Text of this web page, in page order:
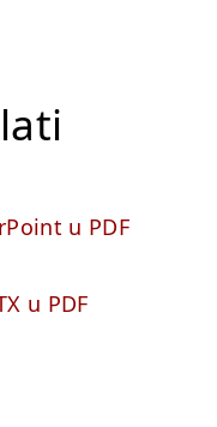
u PDF
u PDF